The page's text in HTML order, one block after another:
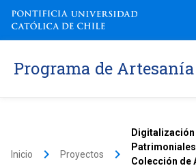
Programa de Artesanía
Inicio keyboard_arrow_right Proyectos keyboard_arrow_right
Digitalización
Colección de